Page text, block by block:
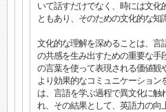
いて話すだけでなく、時には文化
ともあり、そのための文化的な知
文化的な理解を深めることは、言
の共感を生み出すための重要な手
の言葉を使って表現される価値観
より効果的なコミュニケーション
は、言語を学ぶ過程で異文化に触
れ、その結果として、英語力の向